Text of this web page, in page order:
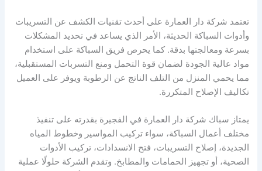
تعتمد شركة دار العمارة على أحدث تقنيات الكشف عن التسريبات
وأدوات السباكة الحديثة، الأمر الذي يساعد في تحديد المشكلات
بسرعة ومعالجتها بدقة. كما يحرص فريق السباكة على استخدام
مواد عالية الجودة لضمان قوة التحمل ومنع التسربات المستقبلية،
مما يحمي المنزل من التلف الناتج عن الرطوبة ويوفر على العميل
تكاليف الإصلاح المتكررة.
يمتاز سباك شركة دار العمارة في الفجيرة بقدرته على تنفيذ
مختلف أعمال السباكة، سواء تركيب المواسير وخطوط المياه
الجديدة، إصلاح التسريبات، فتح الانسدادات، تركيب الأدوات
الصحية، أو تجهيز الحمامات والمطابخ. وتقدم الشركة حلولًا عملية